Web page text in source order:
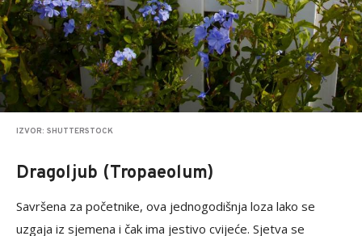
IZVOR: SHUTTERSTOCK
Dragoljub (Tropaeolum)
Savršena za početnike, ova jednogodišnja loza lako se
uzgaja iz sjemena i čak ima jestivo cvijeće. Sjetva se